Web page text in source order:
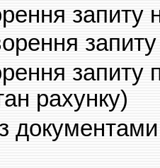
запиту
запиту
рахунку)